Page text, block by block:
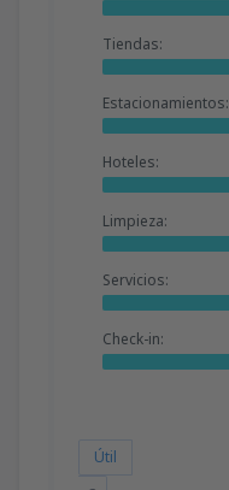
Tiendas:
Estacionamientos:
Hoteles:
Limpieza:
Servicios:
Check-in:
Útil